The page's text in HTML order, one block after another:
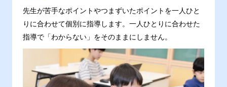
先生が苦手なポイントやつまずいたポイントを一人ひと
りに合わせて個別に指導します。一人ひとりに合わせた
指導で「わからない」をそのままにしません。